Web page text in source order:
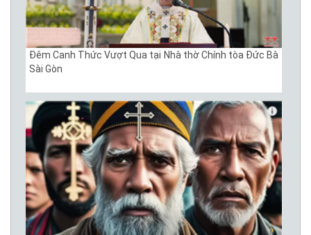
Đêm Canh Thức Vượt Qua tại Nhà thờ Chính tòa Đức Bà
Sài Gòn